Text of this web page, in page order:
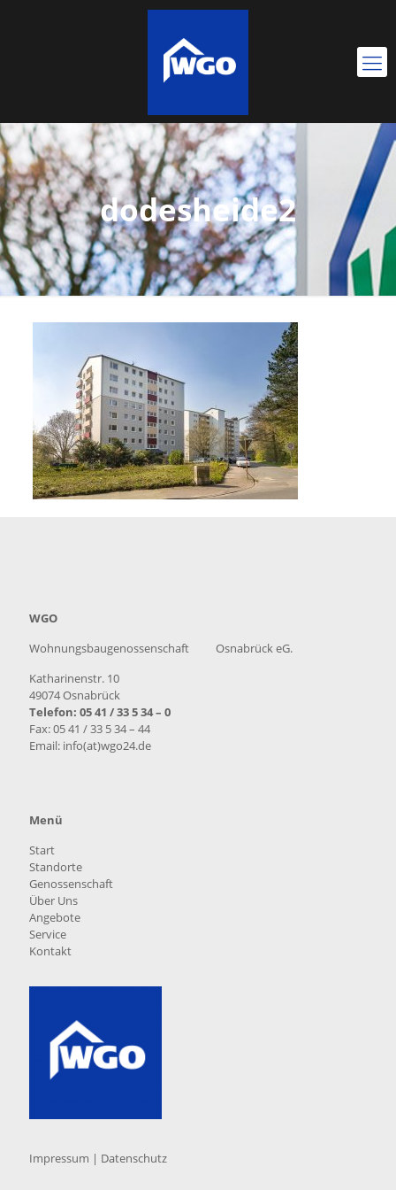
dodesheide2
WGO
Wohnungsbaugenossenschaft Osnabrück eG.
Katharinenstr. 10
49074 Osnabrück
Telefon: 05 41 / 33 5 34 – 0
Fax: 05 41 / 33 5 34 – 44
Email: info(at)wgo24.de
Menü
Start
Standorte
Genossenschaft
Über Uns
Angebote
Service
Kontakt
Impressum | Datenschutz